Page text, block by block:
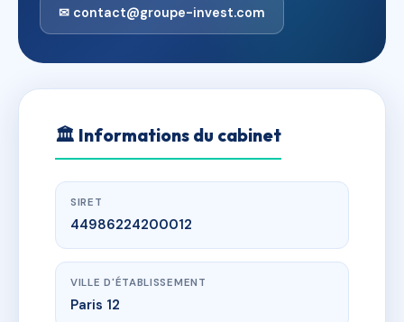
✉ contact@groupe-invest.com
🏛 Informations du cabinet
SIRET
44986224200012
VILLE D'ÉTABLISSEMENT
Paris 12